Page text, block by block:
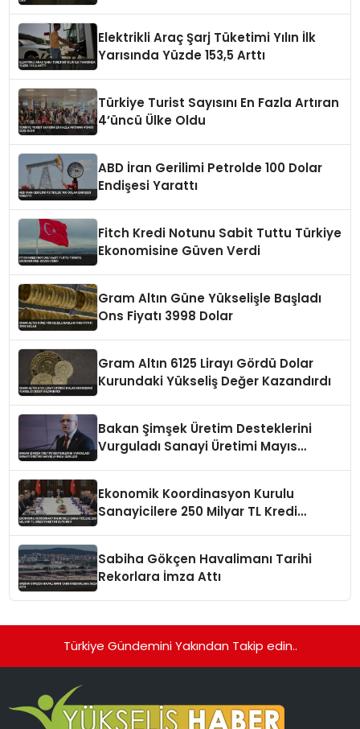
Elektrikli Araç Şarj Tüketimi Yılın İlk
Yarısında Yüzde 153,5 Arttı
Türkiye Turist Sayısını En Fazla Artıran
4’üncü Ülke Oldu
ABD İran Gerilimi Petrolde 100 Dolar
Endişesi Yarattı
Fitch Kredi Notunu Sabit Tuttu Türkiye
Ekonomisine Güven Verdi
Gram Altın Güne Yükselişle Başladı
Ons Fiyatı 3998 Dolar
Gram Altın 6125 Lirayı Gördü Dolar
Kurundaki Yükseliş Değer Kazandırdı
Bakan Şimşek Üretim Desteklerini
Vurguladı Sanayi Üretimi Mayıs
Ekonomik Koordinasyon Kurulu
Sanayicilere 250 Milyar TL Kredi
Sabiha Gökçen Havalimanı Tarihi
Rekorlara İmza Attı
Türkiye Gündemini Yakından Takip edin..